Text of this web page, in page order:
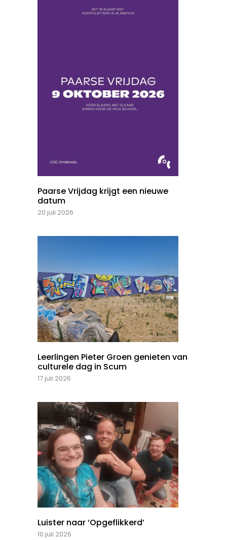
Paarse Vrijdag krijgt een nieuwe
datum
20 juli 2026
Leerlingen Pieter Groen genieten van
culturele dag in Scum
17 juli 2026
Luister naar ‘Opgeflikkerd’
10 juli 2026